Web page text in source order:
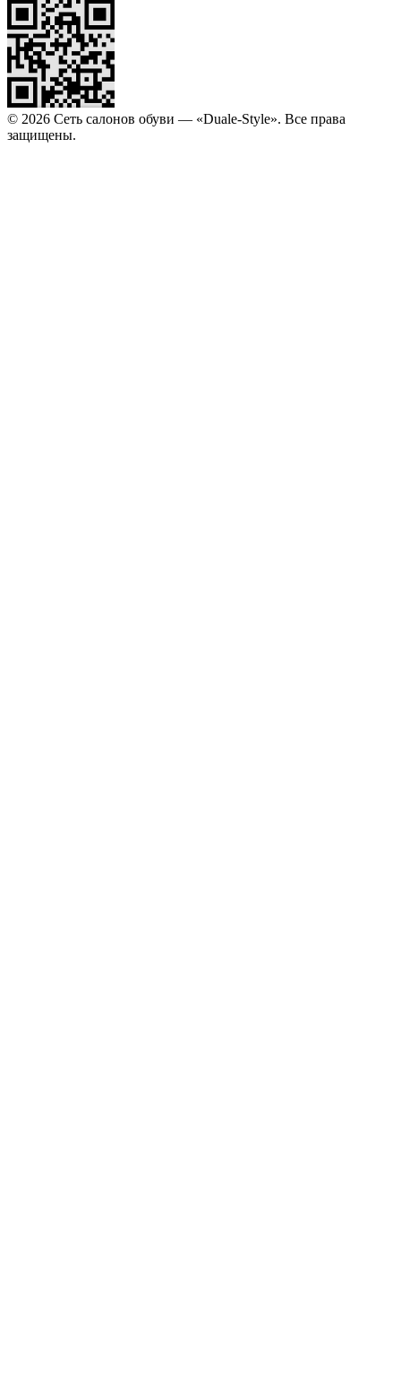
© 2026 Сеть салонов обуви — «Duale-Style». Все права
защищены.